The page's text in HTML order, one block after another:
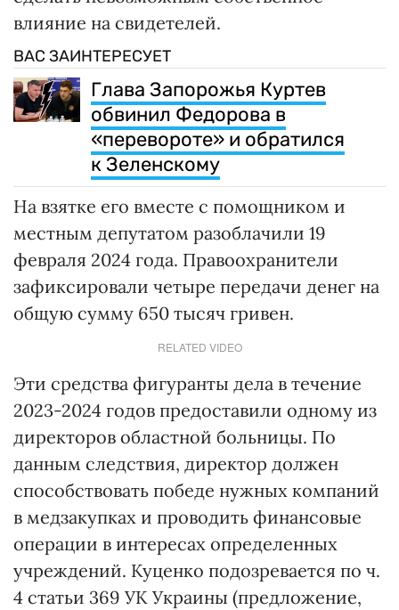
влияние на свидетелей.
ВАС ЗАИНТЕРЕСУЕТ
Глава Запорожья Куртев
обвинил Федорова в
«перевороте» и обратился
к Зеленскому
На взятке его вместе с помощником и
местным депутатом разоблачили 19
февраля 2024 года. Правоохранители
зафиксировали четыре передачи денег на
общую сумму 650 тысяч гривен.
RELATED VIDEO
Эти средства фигуранты дела в течение
2023-2024 годов предоставили одному из
директоров областной больницы. По
данным следствия, директор должен
способствовать победе нужных компаний
в медзакупках и проводить финансовые
операции в интересах определенных
учреждений. Куценко подозревается по ч.
4 статьи 369 УК Украины (предложение,